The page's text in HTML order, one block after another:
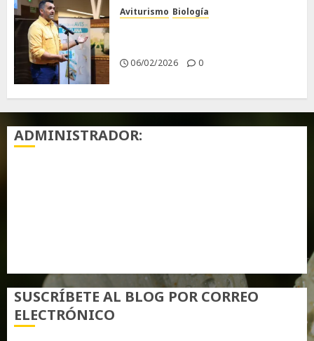
Aviturismo Biología
06/02/2026 0
ADMINISTRADOR:
SUSCRÍBETE AL BLOG POR CORREO
ELECTRÓNICO